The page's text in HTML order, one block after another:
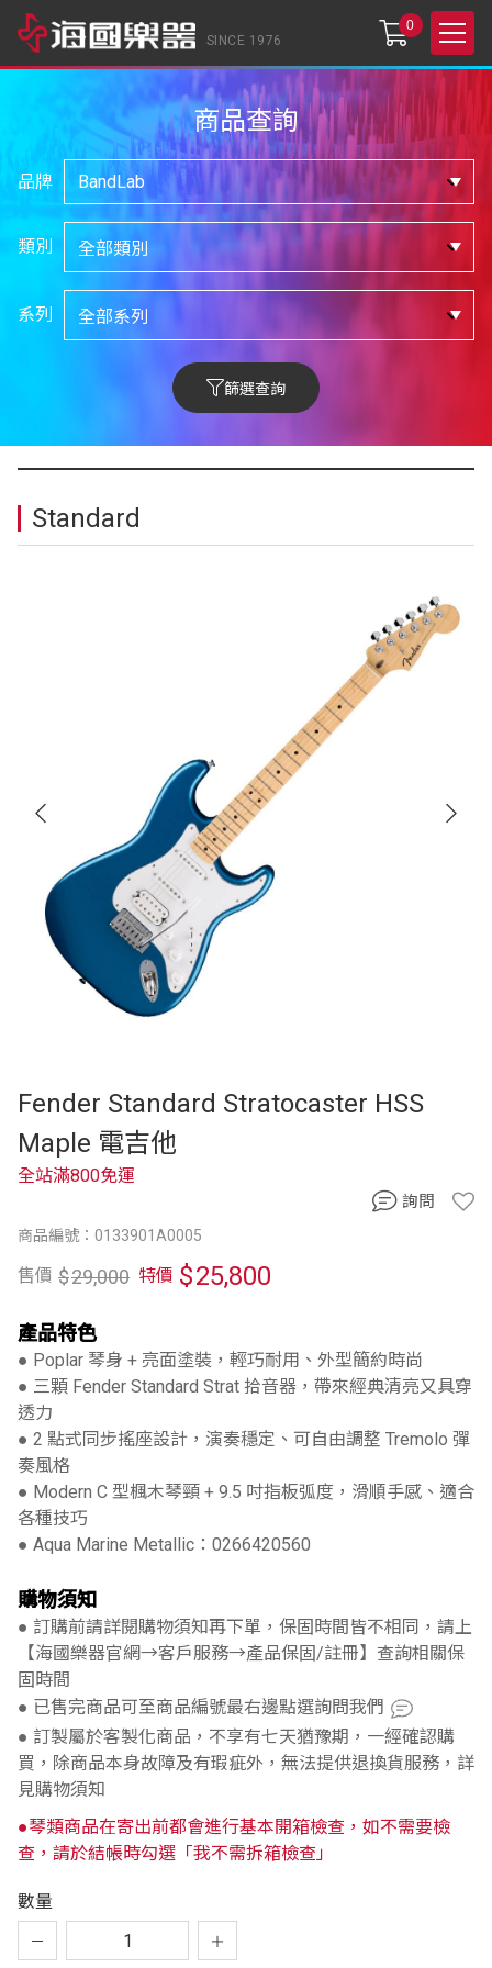
SINCE 1976
0
商品查詢
品牌
類別
系列
篩選查詢
Standard
Fender Standard Stratocaster HSS
Maple 電吉他
商品編號：0133901A0005
全站滿800免運
售價 $29,000 特價 $25,800
產品特色
● Poplar 琴身 + 亮面塗裝，輕巧耐用、外型簡約時尚
● 三顆 Fender Standard Strat 拾音器，帶來經典清亮又具穿
透力
● 2 點式同步搖座設計，演奏穩定、可自由調整 Tremolo 彈
奏風格
● Modern C 型楓木琴頸 + 9.5 吋指板弧度，滑順手感、適合
各種技巧
● Aqua Marine Metallic：0266420560
購物須知
● 訂購前請詳閱購物須知再下單，保固時間皆不相同，請上
【海國樂器官網→客戶服務→產品保固/註冊】查詢相關保
固時間
● 已售完商品可至商品編號最右邊點選詢問我們
● 訂製屬於客製化商品，不享有七天猶豫期，一經確認購
買，除商品本身故障及有瑕疵外，無法提供退換貨服務，詳
見購物須知
●琴類商品在寄出前都會進行基本開箱檢查，如不需要檢
查，請於結帳時勾選「我不需拆箱檢查」
數量
詢問